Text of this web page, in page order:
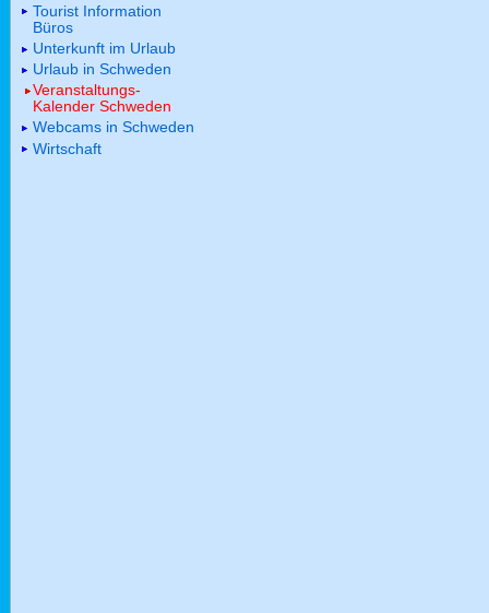
Tourist Information
Büros
Unterkunft im Urlaub
Urlaub in Schweden
Veranstaltungs-
Kalender Schweden
Webcams in Schweden
Wirtschaft